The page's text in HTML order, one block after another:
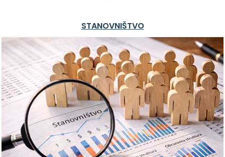
STANOVNIŠTVO